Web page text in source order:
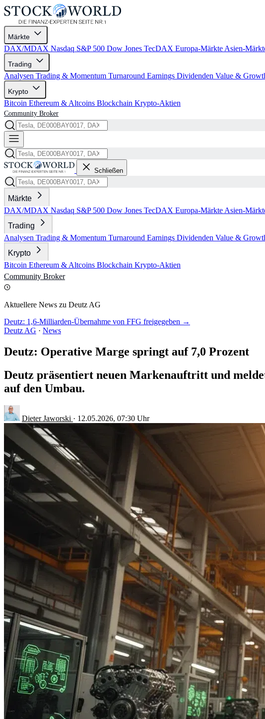
Märkte
DAX/MDAX Nasdaq S&P 500 Dow Jones TecDAX Europa-Märkte Asien-
Trading
Analysen Trading & Momentum Turnaround Earnings Dividenden Value &
Krypto
Bitcoin Ethereum & Altcoins Blockchain Krypto-Aktien
Community Broker
Schließen
Märkte
DAX/MDAX Nasdaq S&P 500 Dow Jones TecDAX Europa-Märkte Asien-
Trading
Analysen Trading & Momentum Turnaround Earnings Dividenden Value &
Krypto
Bitcoin Ethereum & Altcoins Blockchain Krypto-Aktien
Community Broker
Aktuellere News zu Deutz AG
Deutz: 1,6-Milliarden-Übernahme von FFG freigegeben →
Deutz AG · News
Deutz: Operative Marge springt auf 7,0 Prozent
Deutz präsentiert neuen Markenauftritt und
auf den Umbau.
Dieter Jaworski · 12.05.2026, 07:30 Uhr